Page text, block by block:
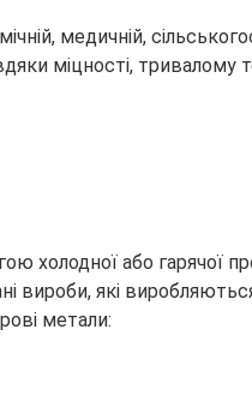
медичній,
міцності, тривалому
холодної або гарячої
вироби, які
метали: